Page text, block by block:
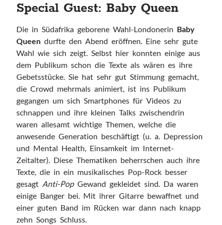
Special Guest: Baby Queen
Die in Südafrika geborene Wahl-Londonerin Baby
Queen durfte den Abend eröffnen. Eine sehr gute
Wahl wie sich zeigt. Selbst hier konnten einige aus
dem Publikum schon die Texte als wären es ihre
Gebetsstücke. Sie hat sehr gut Stimmung gemacht,
die Crowd mehrmals animiert, ist ins Publikum
gegangen um sich Smartphones für Videos zu
schnappen und ihre kleinen Talks zwischendrin
waren allesamt wichtige Themen, welche die
anwesende Generation beschäftigt (u. a. Depression
und Mental Health, Einsamkeit im Internet-
Zeitalter). Diese Thematiken beherrschen auch ihre
Texte, die in ein musikalisches Pop-Rock besser
gesagt Anti-PopGewand gekleidet sind. Da waren
einige Banger bei. Mit ihrer Gitarre bewaffnet und
einer guten Band im Rücken war dann nach knapp
zehn Songs Schluss.